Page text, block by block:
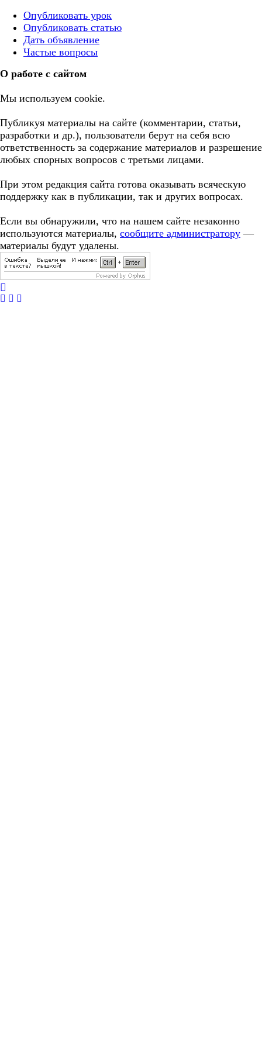
Опубликовать урок
Опубликовать статью
Дать объявление
Частые вопросы
О работе с сайтом
Мы используем cookie.
Публикуя материалы на сайте (комментарии, статьи,
разработки и др.), пользователи берут на себя всю
ответственность за содержание материалов и разрешение
любых спорных вопросов с третьми лицами.
При этом редакция сайта готова оказывать всяческую
поддержку как в публикации, так и других вопросах.
Если вы обнаружили, что на нашем сайте незаконно
используются материалы, сообщите администратору —
материалы будут удалены.